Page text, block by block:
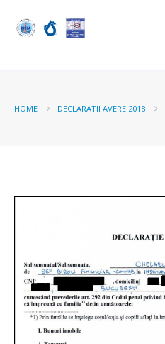
HOME DECLARATII AVERE 2018